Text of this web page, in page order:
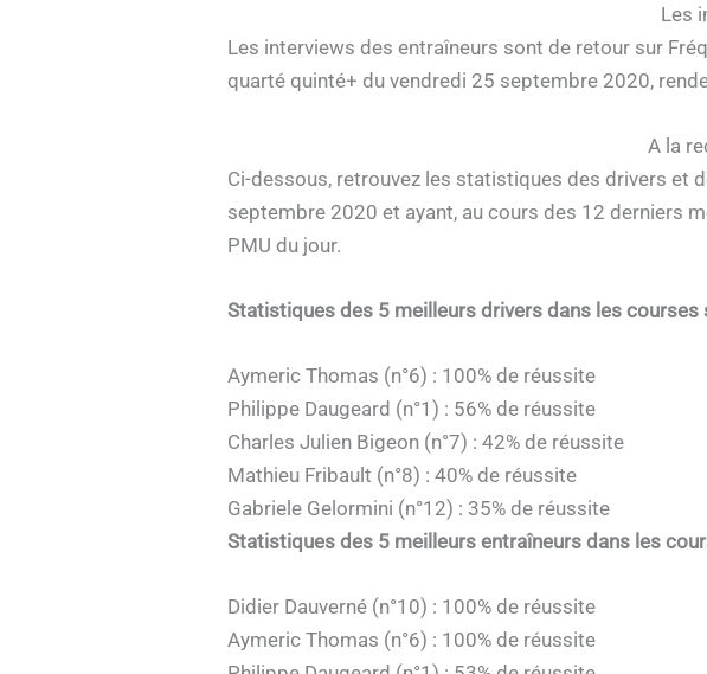
Les
Les interviews des entraîneurs sont de retour sur
quarté quinté+ du vendredi 25 septembre 2020,
A la
Ci-dessous, retrouvez les statistiques des drivers et
septembre 2020 et ayant, au cours des 12 derniers
PMU du jour.
Statistiques des 5 meilleurs drivers dans les courses
Aymeric Thomas (n°6) : 100% de réussite
Philippe Daugeard (n°1) : 56% de réussite
Charles Julien Bigeon (n°7) : 42% de réussite
Mathieu Fribault (n°8) : 40% de réussite
Gabriele Gelormini (n°12) : 35% de réussite
Statistiques des 5 meilleurs entraîneurs dans les
Didier Dauverné (n°10) : 100% de réussite
Aymeric Thomas (n°6) : 100% de réussite